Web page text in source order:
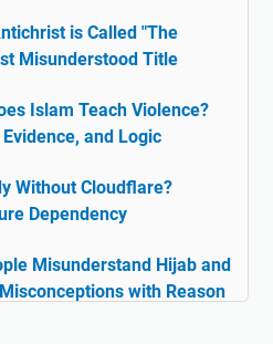
is Called "The
Misunderstood Title
Islam Teach Violence?
and Logic
Without Cloudflare?
Dependency
Misunderstand Hijab and
with Reason